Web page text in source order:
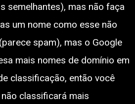
semelhantes), mas não faça
um nome como esse não
spam), mas o Google
mais nomes de domínio em
classificação, então você
classificará mais